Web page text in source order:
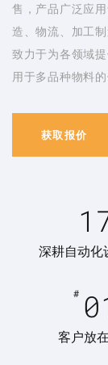
售，产品广泛应
造、物流、加工
致力于为各领域
用于多品种物料
获取报价
深耕自动化
#
客户放